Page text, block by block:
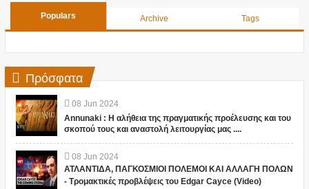
Populars Archive Tags
Πρόσφατα
08 Jun 2024
Annunaki : Η αλήθεια της πραγματικής προέλευσης και του
σκοπού τους και αναστολή λειτουργίας μας ....
08 Jun 2024
ΑΤΛΑΝΤΙΔΑ, ΠΑΓΚΟΣΜΙΟΙ ΠΟΛΕΜΟΙ ΚΑΙ ΑΛΛΑΓΗ ΠΟΛΩΝ
- Τρομακτικές προβλέψεις του Edgar Cayce (Video)